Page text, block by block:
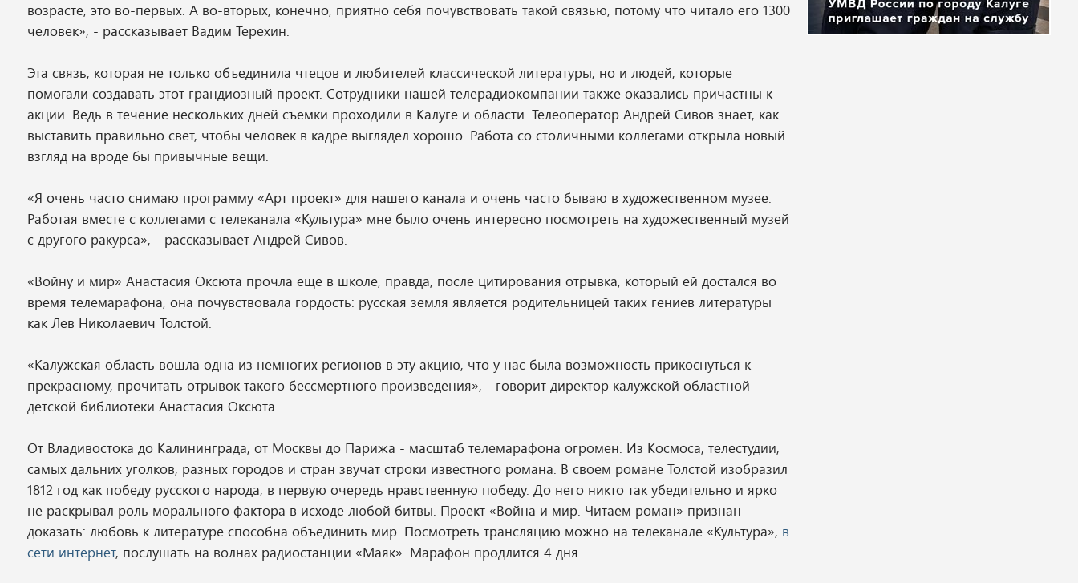
возрасте, это во-первых. А во-вторых, конечно, приятно себя почувствовать такой связью, потому что читало его 1300
человек», - рассказывает Вадим Терехин.
Эта связь, которая не только объединила чтецов и любителей классической литературы, но и людей, которые
помогали создавать этот грандиозный проект. Сотрудники нашей телерадиокомпании также оказались причастны к
акции. Ведь в течение нескольких дней съемки проходили в Калуге и области. Телеоператор Андрей Сивов знает, как
выставить правильно свет, чтобы человек в кадре выглядел хорошо. Работа со столичными коллегами открыла новый
взгляд на вроде бы привычные вещи.
«Я очень часто снимаю программу «Арт проект» для нашего канала и очень часто бываю в художественном музее.
Работая вместе с коллегами с телеканала «Культура» мне было очень интересно посмотреть на художественный музей
с другого ракурса», - рассказывает Андрей Сивов.
«Войну и мир» Анастасия Оксюта прочла еще в школе, правда, после цитирования отрывка, который ей достался во
время телемарафона, она почувствовала гордость: русская земля является родительницей таких гениев литературы
как Лев Николаевич Толстой.
«Калужская область вошла одна из немногих регионов в эту акцию, что у нас была возможность прикоснуться к
прекрасному, прочитать отрывок такого бессмертного произведения», - говорит директор калужской областной
детской библиотеки Анастасия Оксюта.
От Владивостока до Калининграда, от Москвы до Парижа - масштаб телемарафона огромен. Из Космоса, телестудии,
самых дальних уголков, разных городов и стран звучат строки известного романа. В своем романе Толстой изобразил
1812 год как победу русского народа, в первую очередь нравственную победу. До него никто так убедительно и ярко
не раскрывал роль морального фактора в исходе любой битвы. Проект «Война и мир. Читаем роман» признан
доказать: любовь к литературе способна объединить мир. Посмотреть трансляцию можно на телеканале «Культура», в
сети интернет, послушать на волнах радиостанции «Маяк». Марафон продлится 4 дня.